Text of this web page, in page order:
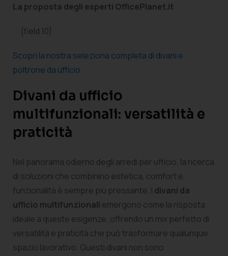
La proposta degli esperti OfficePlanet.it
{field 10}
Scopri la nostra seleziona completa di divani e
poltrone da ufficio
Divani da ufficio
multifunzionali: versatilità e
praticità
Nel panorama odierno degli arredi per ufficio, la ricerca
di soluzioni che combinino estetica, comfort e
funzionalità è sempre più pressante. I divani da
ufficio multifunzionali emergono come la risposta
ideale a queste esigenze, offrendo un mix perfetto di
versatilità e praticità che può trasformare qualunque
spazio lavorativo. Questi divani non sono